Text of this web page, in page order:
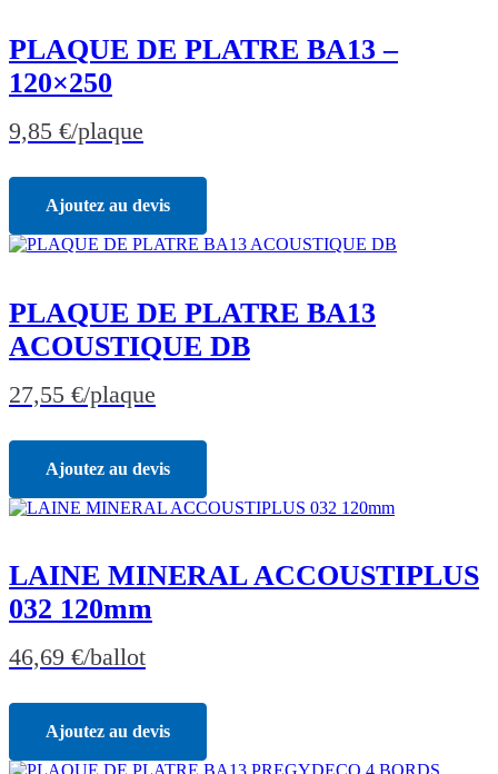
PLAQUE DE PLATRE BA13 –
120×250
9,85 €/plaque
Ajoutez au devis
PLAQUE DE PLATRE BA13
ACOUSTIQUE DB
27,55 €/plaque
Ajoutez au devis
LAINE MINERAL ACCOUSTIPLUS
032 120mm
46,69 €/ballot
Ajoutez au devis